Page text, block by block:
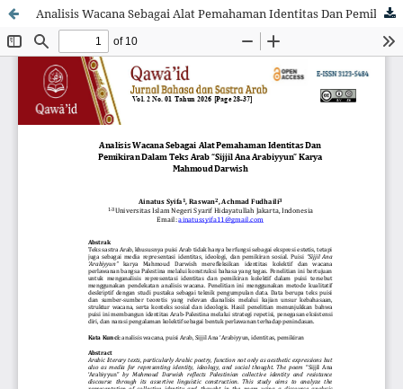
Analisis Wacana Sebagai Alat Pemahaman Identitas Dan Pemikiran Dalam Teks Arab “Sijjil Ana Arabiyyun” Karya Mahmoud Darwish